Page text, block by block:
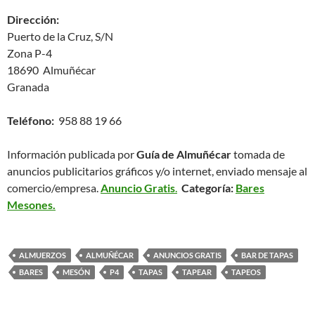
Dirección:
Puerto de la Cruz, S/N
Zona P-4
18690 Almuñécar
Granada
Teléfono: 958 88 19 66
Información publicada porGuía de Almuñécartomada de
anuncios publicitarios gráficos y/o internet, enviado mensaje al
comercio/empresa. Anuncio Gratis Categoría: Bares
Mesones.
ALMUERZOS ALMUÑÉCAR ANUNCIOS GRATIS
BAR DE TAPAS
BARES
MESÓN P4 TAPAS TAPEAR TAPEOS